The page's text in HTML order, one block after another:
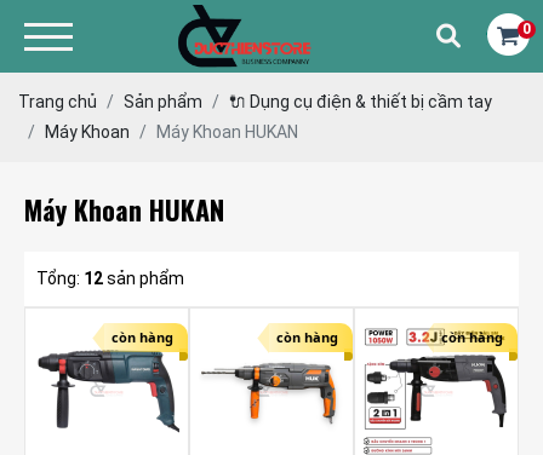
0
Trang chủ Sản phẩm
🔌 Dụng cụ điện & thiết bị cầm tay
Máy Khoan
Máy Khoan HUKAN
Máy Khoan HUKAN
Tổng: 12sản phẩm
còn hàng còn hàng còn hàng